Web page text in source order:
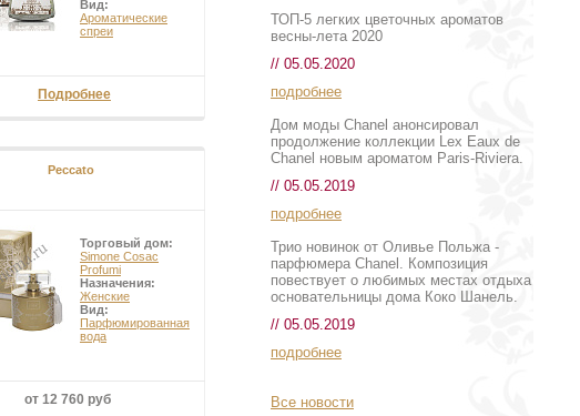
Вид:
Ароматические
спреи
Подробнее
Peccato
Торговый дом:
Simone Cosac
Profumi
Назначения:
Женские
Вид:
Парфюмированная
вода
от 12 760 руб
ТОП-5 легких цветочных ароматов
весны-лета 2020
// 05.05.2020
подробнее
Дом моды Chanel анонсировал
продолжение коллекции Lex Eaux de
Chanel новым ароматом Paris-Riviera.
// 05.05.2019
подробнее
Трио новинок от Оливье Польжа -
парфюмера Chanel. Композиция
повествует о любимых местах отдыха
основательницы дома Коко Шанель.
// 05.05.2019
подробнее
Все новости